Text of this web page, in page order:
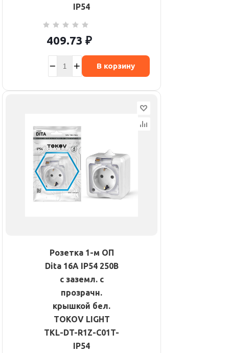
IP54
409.73 ₽
В корзину
Розетка 1-м ОП
Dita 16А IP54 250В
с заземл. с
прозрачн.
крышкой бел.
TOKOV LIGHT
TKL-DT-R1Z-C01T-
IP54